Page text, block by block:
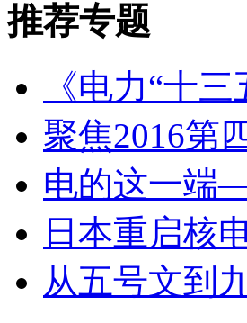
推荐专题
《电力“十
聚焦2016第
电的这一端
日本重启核
从五号文到